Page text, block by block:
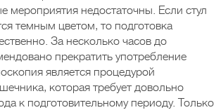
мероприятия недостаточны. Если стул
темным цветом, то подготовка
За несколько часов до
прекратить употребление
является процедурой
которая требует довольно
к подготовительному периоду. Только